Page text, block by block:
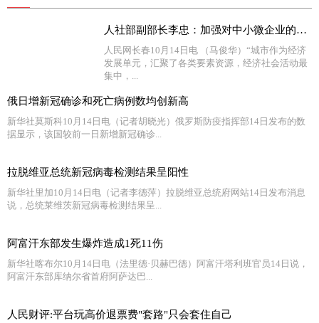
人社部副部长李忠：加强对中小微企业的服务 营造鼓励创新氛围
人民网长春10月14日电 （马俊华）“城市作为经济
发展单元，汇聚了各类要素资源，经济社会活动最
集中，...
俄日增新冠确诊和死亡病例数均创新高
新华社莫斯科10月14日电（记者胡晓光）俄罗斯防疫指挥部14日发布的数
据显示，该国较前一日新增新冠确诊...
拉脱维亚总统新冠病毒检测结果呈阳性
新华社里加10月14日电（记者李德萍）拉脱维亚总统府网站14日发布消息
说，总统莱维茨新冠病毒检测结果呈...
阿富汗东部发生爆炸造成1死11伤
新华社喀布尔10月14日电（法里德·贝赫巴德）阿富汗塔利班官员14日说，
阿富汗东部库纳尔省首府阿萨达巴...
人民财评:平台玩高价退票费"套路"只会套住自己